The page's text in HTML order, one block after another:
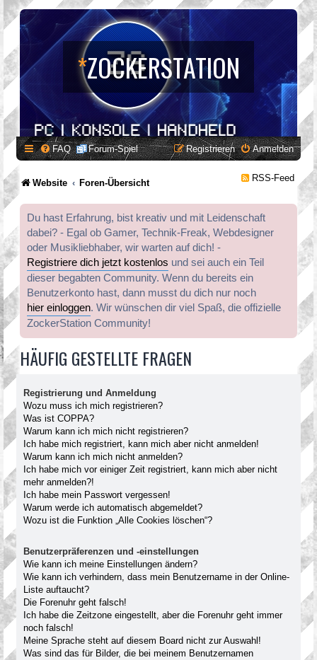
*ZOCKERSTATION
FAQ Forum-Spiel Anmelden
Registrieren
Website Foren-Übersicht RSS-Feed
Du hast Erfahrung, bist kreativ und mit Leidenschaft
dabei? - Egal ob Gamer, Technik-Freak, Webdesigner
oder Musikliebhaber, wir warten auf dich! -
Registriere dich jetzt kostenlos und sei auch ein Teil
dieser begabten Community. Wenn du bereits ein
Benutzerkonto hast, dann musst du dich nur noch
hier einloggen. Wir wünschen dir viel Spaß, die offizielle
ZockerStation Community!
HÄUFIG GESTELLTE FRAGEN
Registrierung und Anmeldung
Wozu muss ich mich registrieren?
Was ist COPPA?
Warum kann ich mich nicht registrieren?
Ich habe mich registriert, kann mich aber nicht anmelden!
Warum kann ich mich nicht anmelden?
Ich habe mich vor einiger Zeit registriert, kann mich aber nicht
mehr anmelden?!
Ich habe mein Passwort vergessen!
Warum werde ich automatisch abgemeldet?
Wozu ist die Funktion „Alle Cookies löschen“?
Benutzerpräferenzen und -einstellungen
Wie kann ich meine Einstellungen ändern?
Wie kann ich verhindern, dass mein Benutzername in der Online-
Liste auftaucht?
Die Forenuhr geht falsch!
Ich habe die Zeitzone eingestellt, aber die Forenuhr geht immer
noch falsch!
Meine Sprache steht auf diesem Board nicht zur Auswahl!
Was sind das für Bilder, die bei meinem Benutzernamen